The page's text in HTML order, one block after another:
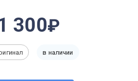
300
в наличии